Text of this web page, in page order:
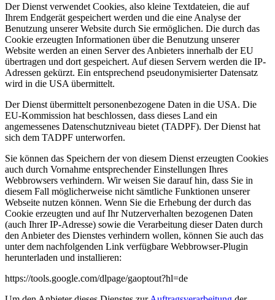
Der Dienst verwendet Cookies, also kleine Textdateien, die auf
Ihrem Endgerät gespeichert werden und die eine Analyse der
Benutzung unserer Website durch Sie ermöglichen. Die durch das
Cookie erzeugten Informationen über die Benutzung unserer
Website werden an einen Server des Anbieters innerhalb der EU
übertragen und dort gespeichert. Auf diesen Servern werden die IP-
Adressen gekürzt. Ein entsprechend pseudonymisierter Datensatz
wird in die USA übermittelt.
Der Dienst übermittelt personenbezogene Daten in die USA. Die
EU-Kommission hat beschlossen, dass dieses Land ein
angemessenes Datenschutzniveau bietet (TADPF). Der Dienst hat
sich dem TADPF unterworfen.
Sie können das Speichern der von diesem Dienst erzeugten Cookies
auch durch Vornahme entsprechender Einstellungen Ihres
Webbrowsers verhindern. Wir weisen Sie darauf hin, dass Sie in
diesem Fall möglicherweise nicht sämtliche Funktionen unserer
Webseite nutzen können. Wenn Sie die Erhebung der durch das
Cookie erzeugten und auf Ihr Nutzerverhalten bezogenen Daten
(auch Ihrer IP-Adresse) sowie die Verarbeitung dieser Daten durch
den Anbieter des Dienstes verhindern wollen, können Sie auch das
unter dem nachfolgenden Link verfügbare Webbrowser-Plugin
herunterladen und installieren:
https://tools.google.com/dlpage/gaoptout?hl=de